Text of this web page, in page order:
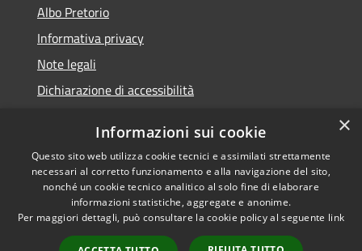
Albo Pretorio
Informativa privacy
Note legali
Dichiarazione di accessibilità
RSS
Accessibilità
Privacy
Cookie
Comune convenzionato
Astigov
Progetto|Convenzione|
Adesioni
×
Informazioni sui cookie
Questo sito web utilizza cookie tecnici e assimilati strettamente
necessari al corretto funzionamento e alla navigazione del sito,
nonché un cookie tecnico analitico al solo fine di elaborare
informazioni statistiche, aggregate e anonime.
Per maggiori dettagli, può consultare la cookie policy al seguente link